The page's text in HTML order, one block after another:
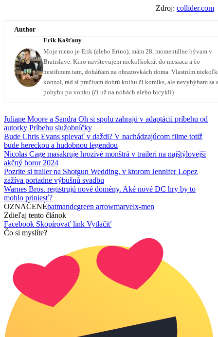
Zdroj: collider.com
Author
Erik Košťany
Moje meno je Erik (alebo Erino), mám 28, momentálne bývam v
Bratislave. Kino navštevujem niekoľkokrát do mesiaca a čo
nestihnem tam, doháňam na obrazovkách doma. Vlastním
konzol, rád si prečítam dobrú knihu či komiks, ale nevyhýbam sa
pohybu po vonku (či už na nohách alebo bicykli)
Juliane Moore a Sandra Oh si spolu zahrajú v adaptácii príbehu od
autorky Príbehu služobníčky
Bude Chris Evans spievať v daždi? V nachádzajúcom filme totiž
bude hereckou a hudobnou legendou
Nicolas Cage masakruje hrozivé monštrá v traileri na najštýlovejší
akčný horor 2024
Pozrite si trailer na Shotgun Wedding, v ktorom Jennifer Lopez
zažíva poriadne výbušnú svadbu
Warnes Bros. registrujú nové domény. Aké nové DC hry by to
mohlo priniesť?
OZNAČENÉbatmandcgreen arrowmarvelx-men
Zdieľaj tento článok
Facebook Skopírovať link Vytlačiť
Čo si myslíte?